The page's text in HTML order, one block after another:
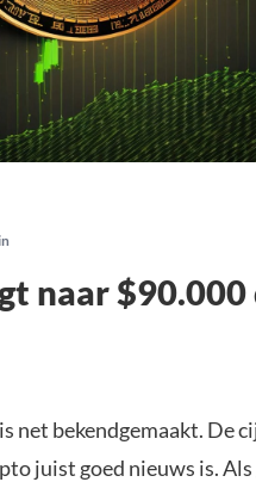
naar
net bekendgemaakt. De
juist goed nieuws is. Als